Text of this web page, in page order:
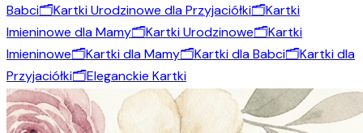
Babci🗂️Kartki Urodzinowe dla Przyjaciółki🗂️Kartki
Imieninowe dla Mamy🗂️Kartki Urodzinowe🗂️Kartki
Imieninowe🗂️Kartki dla Mamy🗂️Kartki dla Babci🗂️Kartki dla
Przyjaciółki🗂️Eleganckie Kartki